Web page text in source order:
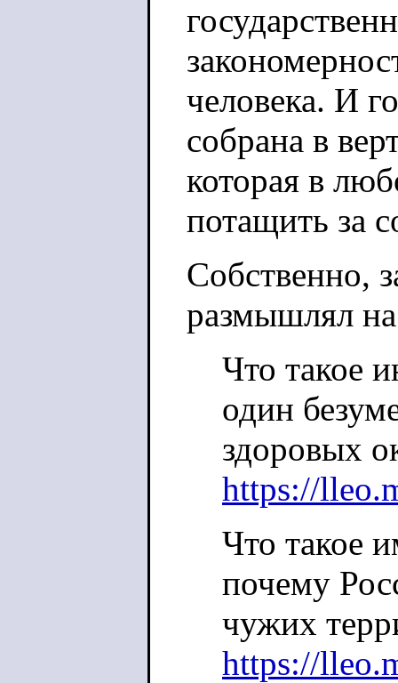
человека. И
собрана в
которая в
потащить за
Собственно,
размышлял
Что такое
один
здоровых
https://
Что такое
почему
чужих
https://